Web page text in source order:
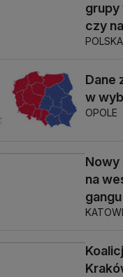
grupy
czy
POLSKA
Dane
w
OPOLE
Nowy
na
gangu